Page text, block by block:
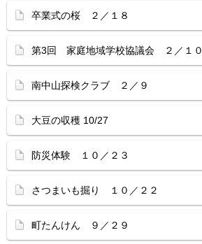
卒業式の桜 ２／１８
第3回 家庭地域学校協議会 ２／１０
南中山探検クラブ ２／９
大豆の収穫 10/27
防災体験 １０／２３
さつまいも掘り １０／２２
町たんけん ９／２９